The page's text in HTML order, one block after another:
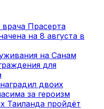
Прасерта
на 8 августа в
на Санам
для
двоих
за героизм
Таиланда пройдёт